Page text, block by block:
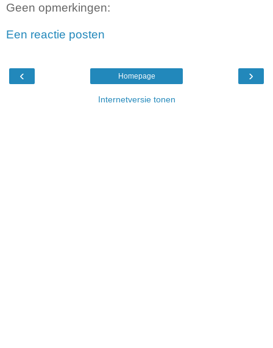
Geen opmerkingen:
Een reactie posten
‹ ›
Homepage
Internetversie tonen